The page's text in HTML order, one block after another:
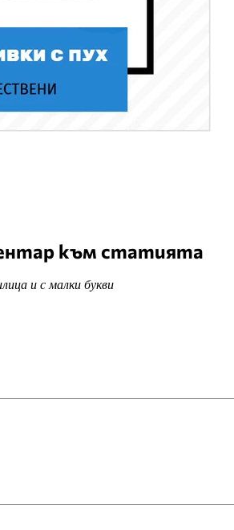
към статията
и с малки букви